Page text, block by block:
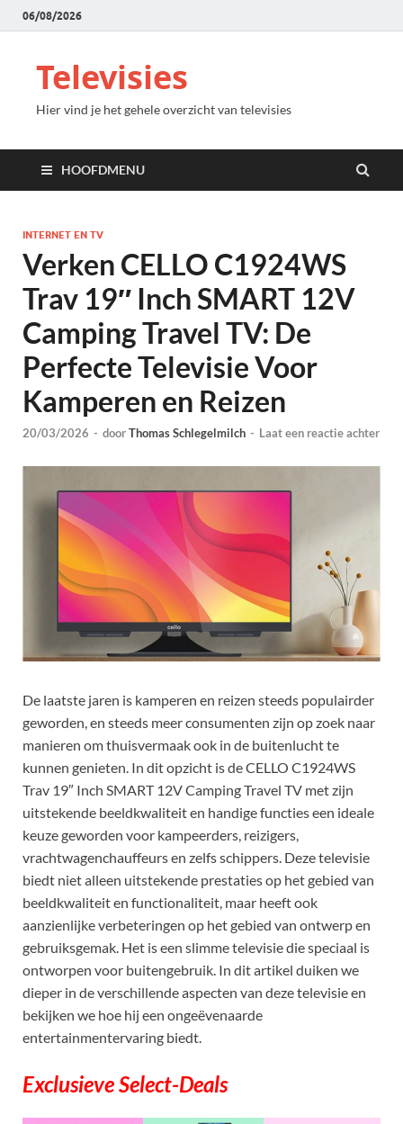
06/08/2026
Televisies
Hier vind je het gehele overzicht van televisies
HOOFDMENU
INTERNET EN TV
Verken CELLO C1924WS
Trav 19″ Inch SMART 12V
Camping Travel TV: De
Perfecte Televisie Voor
Kamperen en Reizen
20/03/2026 - doorThomas Schlegelmilch - Laat een reactie achter
De laatste jaren is kamperen en reizen steeds populairder
geworden, en steeds meer consumenten zijn op zoek naar
manieren om thuisvermaak ook in de buitenlucht te
kunnen genieten. In dit opzicht is de CELLO C1924WS
Trav 19″ Inch SMART 12V Camping Travel TV met zijn
uitstekende beeldkwaliteit en handige functies een ideale
keuze geworden voor kampeerders, reizigers,
vrachtwagenchauffeurs en zelfs schippers. Deze televisie
biedt niet alleen uitstekende prestaties op het gebied van
beeldkwaliteit en functionaliteit, maar heeft ook
aanzienlijke verbeteringen op het gebied van ontwerp en
gebruiksgemak. Het is een slimme televisie die speciaal is
ontworpen voor buitengebruik. In dit artikel duiken we
dieper in de verschillende aspecten van deze televisie en
bekijken we hoe hij een ongeëvenaarde
entertainmentervaring biedt.
Exclusieve Select-Deals